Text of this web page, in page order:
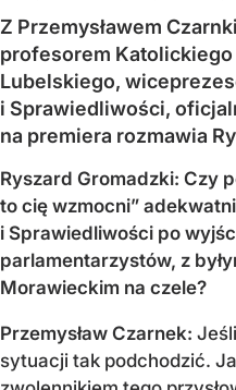
Z Przemysławem
profesorem
Lubelskiego,
i Sprawiedliwości,
na premiera rozmawia
Ryszard Gromadzki: Czy
to cię wzmocni”
i Sprawiedliwości po
parlamentarzystów, z
Morawieckim na czele?
Przemysław Czarnek:
sytuacji tak podchodzić.